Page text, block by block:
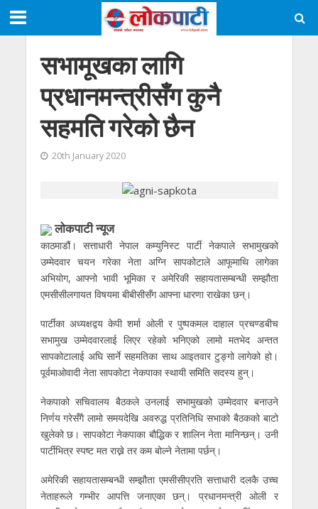
सभामूखका लागि
प्रधानमन्त्रीसँग कुनै
सहमति गरेको छैन
20th January 2020
लाेकपाटी न्यूज
काठमाडौं। सत्ताधारी नेपाल कम्युनिस्ट पार्टी नेकपाले सभामुखको
उम्मेदवार चयन गरेका नेता अग्नि सापकोटाले आफूमाथि लागेका
अभियोग, आफ्नो भावी भूमिका र अमेरिकी सहायतासम्बन्धी सम्झौता
एमसीसीलगायत विषयमा बीबीसीसँग आफ्ना धारणा राखेका छन्।
पार्टीका अध्यक्षद्वय केपी शर्मा ओली र पुष्पकमल दाहाल प्रचण्डबीच
सभामुख उम्मेदवारलाई लिएर रहेको भनिएको लामो मतभेद अन्तत
सापकोटालाई अघि सार्ने सहमतिका साथ आइतवार टुङ्गो लागेको हो।
पूर्वमाओवादी नेता सापकोटा नेकपाका स्थायी समिति सदस्य हुन्।
नेकपाको सचिवालय बैठकले उनलाई सभामुखको उम्मेदवार बनाउने
निर्णय गरेसँगै लामो समयदेखि अवरुद्ध प्रतिनिधि सभाको बैठकको बाटो
खुलेको छ। सापकोटा नेकपाका बौद्धिक र शालिन नेता मानिन्छन्। उनी
पार्टीभित्र स्पष्ट मत राख्ने तर कम बोल्ने नेतामा पर्छन्।
अमेरिकी सहायतासम्बन्धी सम्झौता एमसीसीप्रति सत्ताधारी दलकै उच्च
नेताहरूले गम्भीर आपत्ति जनाएका छन्। प्रधानमन्त्री ओली र